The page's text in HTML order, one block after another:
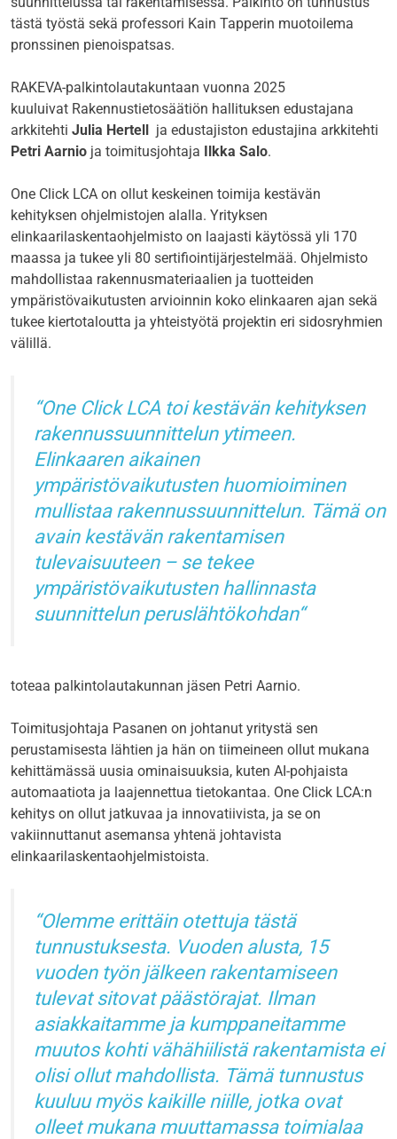
tästä työstä sekä professori Kain Tapperin muotoilema
pronssinen pienoispatsas.
RAKEVA-palkintolautakuntaan vuonna 2025
kuuluivat Rakennustietosäätiön hallituksen edustajana
arkkitehti Julia Hertell ja edustajiston edustajina arkkitehti
Petri Aarnio ja toimitusjohtaja Ilkka Salo.
One Click LCA on ollut keskeinen toimija kestävän
kehityksen ohjelmistojen alalla. Yrityksen
elinkaarilaskentaohjelmisto on laajasti käytössä yli 170
maassa ja tukee yli 80 sertifiointijärjestelmää. Ohjelmisto
mahdollistaa rakennusmateriaalien ja tuotteiden
ympäristövaikutusten arvioinnin koko elinkaaren ajan sekä
tukee kiertotaloutta ja yhteistyötä projektin eri sidosryhmien
välillä.
One Click LCA toi kestävän kehityksen
rakennussuunnittelun ytimeen.
Elinkaaren aikainen
ympäristövaikutusten huomioiminen
mullistaa rakennussuunnittelun. Tämä on
avain kestävän rakentamisen
tulevaisuuteen – se tekee
ympäristövaikutusten hallinnasta
suunnittelun peruslähtökohdan
toteaa palkintolautakunnan jäsen Petri Aarnio.
Toimitusjohtaja Pasanen on johtanut yritystä sen
perustamisesta lähtien ja hän on tiimeineen ollut mukana
kehittämässä uusia ominaisuuksia, kuten AI-pohjaista
automaatiota ja laajennettua tietokantaa. One Click LCA:n
kehitys on ollut jatkuvaa ja innovatiivista, ja se on
vakiinnuttanut asemansa yhtenä johtavista
elinkaarilaskentaohjelmistoista.
Olemme erittäin otettuja tästä
tunnustuksesta. Vuoden alusta, 15
vuoden työn jälkeen rakentamiseen
tulevat sitovat päästörajat. Ilman
asiakkaitamme ja kumppaneitamme
muutos kohti vähähiilistä rakentamista ei
olisi ollut mahdollista. Tämä tunnustus
kuuluu myös kaikille niille, jotka ovat
olleet mukana muuttamassa toimialaa